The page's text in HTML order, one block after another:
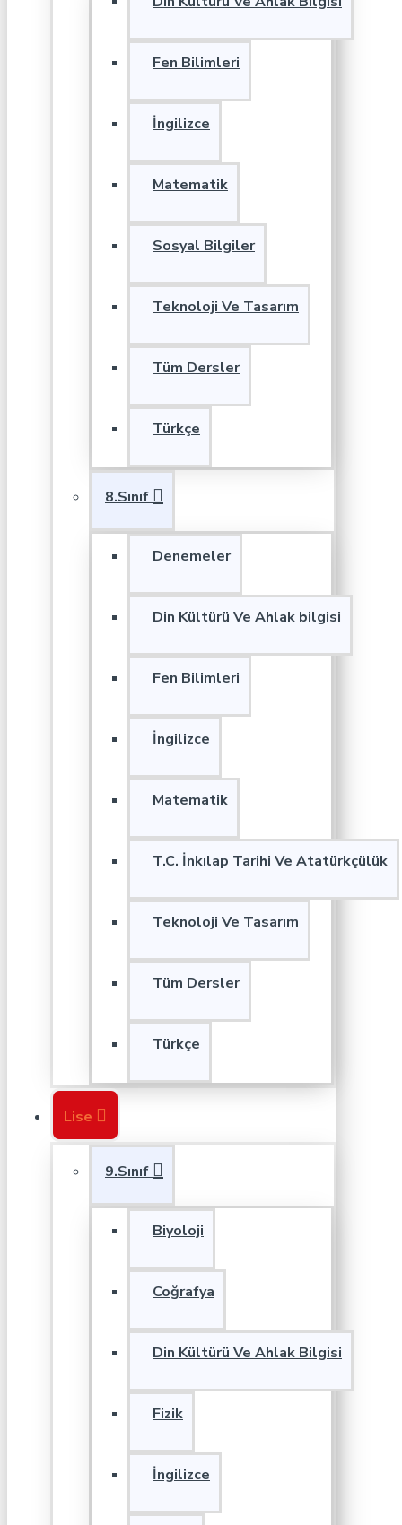
Fen Bilimleri
İngilizce
Matematik
Sosyal Bilgiler
Teknoloji Ve Tasarım
Tüm Dersler
Türkçe
8.Sınıf
Denemeler
Din Kültürü Ve Ahlak bilgisi
Fen Bilimleri
İngilizce
Matematik
T.C. İnkılap Tarihi Ve Atatürkçülük
Teknoloji Ve Tasarım
Tüm Dersler
Türkçe
Lise
9.Sınıf
Biyoloji
Coğrafya
Din Kültürü Ve Ahlak Bilgisi
Fizik
İngilizce